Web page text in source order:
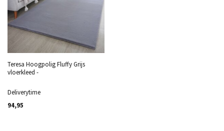
Teresa Hoogpolig Fluffy Grijs
vloerkleed -
Deliverytime
94,95